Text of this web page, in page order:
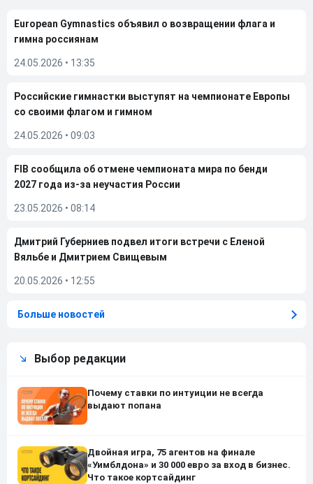
European Gymnastics объявил о возвращении флага и
гимна россиянам
24.05.2026 • 13:35
Российские гимнастки выступят на чемпионате Европы
со своими флагом и гимном
24.05.2026 • 09:03
FIB сообщила об отмене чемпионата мира по бенди
2027 года из-за неучастия России
23.05.2026 • 08:14
Дмитрий Губерниев подвел итоги встречи с Еленой
Вяльбе и Дмитрием Свищевым
20.05.2026 • 12:55
Больше новостей
Выбор редакции
Почему ставки по интуиции не всегда
выдают попана
Двойная игра, 75 агентов на финале
«Уимблдона» и 30 000 евро за вход в бизнес.
Что такое кортсайдинг